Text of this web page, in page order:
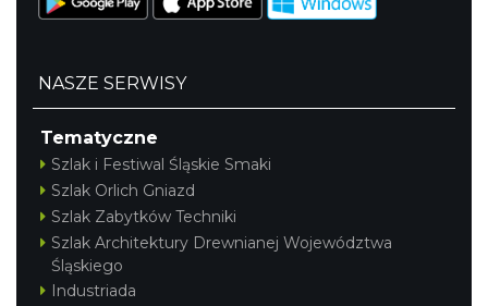
NASZE SERWISY
Tematyczne
Szlak i Festiwal Śląskie Smaki
Szlak Orlich Gniazd
Szlak Zabytków Techniki
Szlak Architektury Drewnianej Województwa
Śląskiego
Industriada